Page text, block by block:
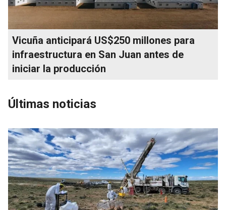
Vicuña anticipará US$250 millones para
infraestructura en San Juan antes de
iniciar la producción
Últimas noticias